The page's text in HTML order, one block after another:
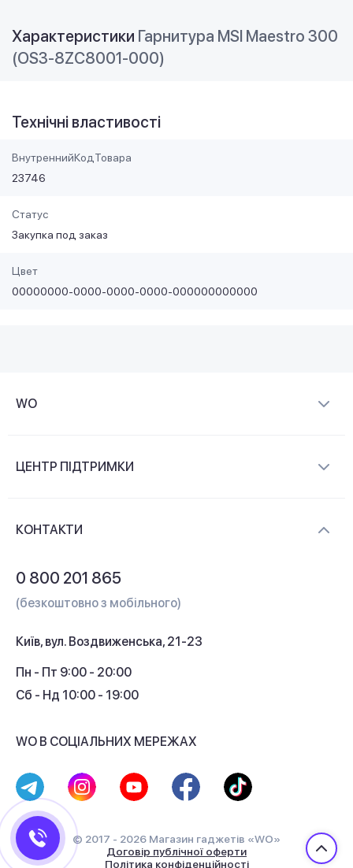
Характеристики Гарнитура MSI Maestro 300
(OS3-8ZC8001-000)
Технічні властивості
ВнутреннийКодТовара
23746
Статус
Закупка под заказ
Цвет
00000000-0000-0000-0000-000000000000
WO
Контакти
ЦЕНТР ПІДТРИМКИ
Кешбек
КОНТАКТИ
0 800 201 865
(безкоштовно з мобільного)
Київ, вул. Воздвиженська, 21-23
Пн - Пт 9:00 - 20:00
Сб - Нд 10:00 - 19:00
WO В СОЦІАЛЬНИХ МЕРЕЖАХ
© 2017 - 2026 Магазин гаджетів «WO»
Договір публічної оферти
Політика конфіденційності